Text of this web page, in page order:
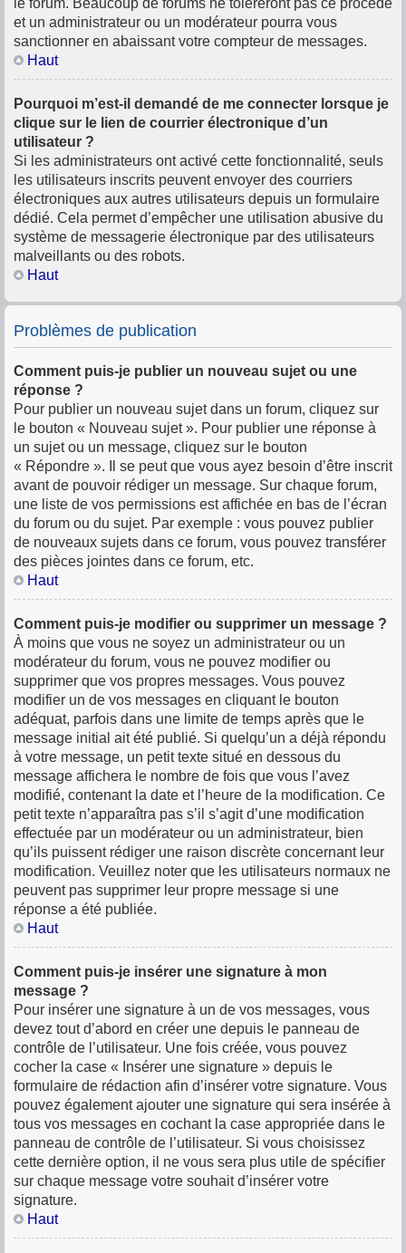
le forum. Beaucoup de forums ne toléreront pas ce procédé
et un administrateur ou un modérateur pourra vous
sanctionner en abaissant votre compteur de messages.
Haut
Pourquoi m’est-il demandé de me connecter lorsque je
clique sur le lien de courrier électronique d’un
utilisateur ?
Si les administrateurs ont activé cette fonctionnalité, seuls
les utilisateurs inscrits peuvent envoyer des courriers
électroniques aux autres utilisateurs depuis un formulaire
dédié. Cela permet d’empêcher une utilisation abusive du
système de messagerie électronique par des utilisateurs
malveillants ou des robots.
Haut
Problèmes de publication
Comment puis-je publier un nouveau sujet ou une
réponse ?
Pour publier un nouveau sujet dans un forum, cliquez sur
le bouton « Nouveau sujet ». Pour publier une réponse à
un sujet ou un message, cliquez sur le bouton
« Répondre ». Il se peut que vous ayez besoin d’être inscrit
avant de pouvoir rédiger un message. Sur chaque forum,
une liste de vos permissions est affichée en bas de l’écran
du forum ou du sujet. Par exemple : vous pouvez publier
de nouveaux sujets dans ce forum, vous pouvez transférer
des pièces jointes dans ce forum, etc.
Haut
Comment puis-je modifier ou supprimer un message ?
À moins que vous ne soyez un administrateur ou un
modérateur du forum, vous ne pouvez modifier ou
supprimer que vos propres messages. Vous pouvez
modifier un de vos messages en cliquant le bouton
adéquat, parfois dans une limite de temps après que le
message initial ait été publié. Si quelqu’un a déjà répondu
à votre message, un petit texte situé en dessous du
message affichera le nombre de fois que vous l’avez
modifié, contenant la date et l’heure de la modification. Ce
petit texte n’apparaîtra pas s’il s’agit d’une modification
effectuée par un modérateur ou un administrateur, bien
qu’ils puissent rédiger une raison discrète concernant leur
modification. Veuillez noter que les utilisateurs normaux ne
peuvent pas supprimer leur propre message si une
réponse a été publiée.
Haut
Comment puis-je insérer une signature à mon
message ?
Pour insérer une signature à un de vos messages, vous
devez tout d’abord en créer une depuis le panneau de
contrôle de l’utilisateur. Une fois créée, vous pouvez
cocher la case « Insérer une signature » depuis le
formulaire de rédaction afin d’insérer votre signature. Vous
pouvez également ajouter une signature qui sera insérée à
tous vos messages en cochant la case appropriée dans le
panneau de contrôle de l’utilisateur. Si vous choisissez
cette dernière option, il ne vous sera plus utile de spécifier
sur chaque message votre souhait d’insérer votre
signature.
Haut